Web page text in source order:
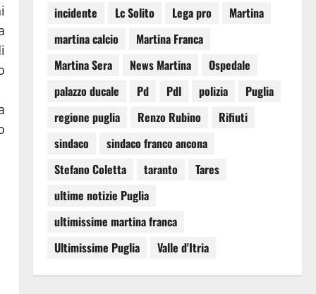
incidente
Lc Solito Lega pro
Martina
martina calcio
Martina Franca
Martina Sera
News Martina
Ospedale
palazzo ducale
Pd Pdl polizia
Puglia
regione puglia
Renzo Rubino
Rifiuti
sindaco
sindaco franco ancona
Stefano Coletta
taranto
Tares
ultime notizie Puglia
ultimissime martina franca
Ultimissime Puglia
Valle d'Itria